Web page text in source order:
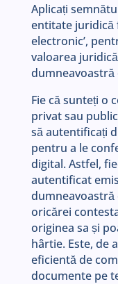
Aplicați
entitate juridică
electronic’,
valoarea
dumneavoastră
Fie că sunteți o
privat sau
să autentificați
pentru a le
digital. Astfel,
autentificat
oricărei
originea sa și
hârtie. Este, de
eficientă de
documente pe